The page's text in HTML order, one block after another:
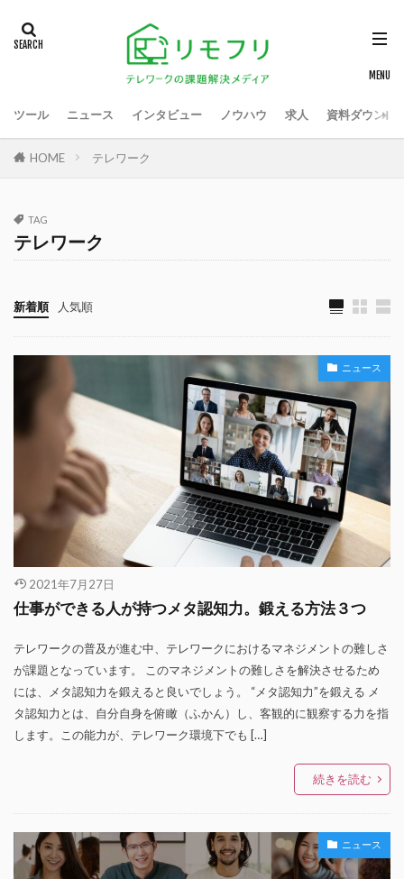
ツール ニュース インタビュー ノウハウ 求人 資料ダウンロ
HOME テレワーク
TAG
テレワーク
新着順 人気順
ニュース
2021年7月27日
仕事ができる人が持つメタ認知力。鍛える方法３つ
テレワークの普及が進む中、テレワークにおけるマネジメントの難しさ
が課題となっています。 このマネジメントの難しさを解決させるため
には、メタ認知力を鍛えると良いでしょう。 “メタ認知力”を鍛える メ
タ認知力とは、自分自身を俯瞰（ふかん）し、客観的に観察する力を指
します。この能力が、テレワーク環境下でも […]
続きを読む
ニュース